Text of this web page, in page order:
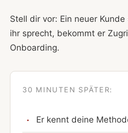
Stell dir vor: Ein neuer
ihr sprecht, bekommt er
Onboarding.
30 MINUTEN SPÄTER:
Er kennt deine